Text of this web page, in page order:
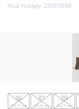
Код товару: 251011038
36
23,3 см
37
23,8 см
38
24,3 см